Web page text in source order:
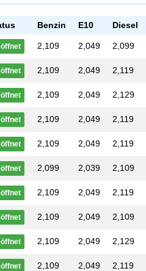
Benzin E10 Diesel
2,109 2,049 2,099
2,109 2,049 2,119
2,109 2,049 2,129
2,109 2,049 2,119
2,109 2,049 2,119
2,099 2,039 2,109
2,109 2,049 2,119
2,109 2,049 2,109
2,109 2,049 2,129
2,109 2,049 2,119